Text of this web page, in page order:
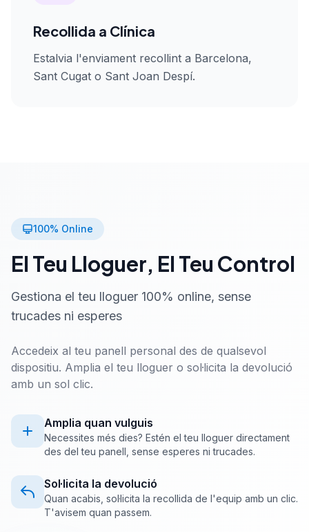
Recollida a Clínica
Estalvia l'enviament recollint a Barcelona,
Sant Cugat o Sant Joan Despí.
100% Online
El Teu Lloguer, El Teu Control
Gestiona el teu lloguer 100% online, sense
trucades ni esperes
Accedeix al teu panell personal des de qualsevol
dispositiu. Amplia el teu lloguer o sol·licita la devolució
amb un sol clic.
Amplia quan vulguis
Necessites més dies? Estén el teu lloguer directament
des del teu panell, sense esperes ni trucades.
Sol·licita la devolució
Quan acabis, sol·licita la recollida de l'equip amb un clic.
T'avisem quan passem.